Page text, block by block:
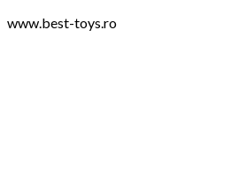
www.best-toys.ro